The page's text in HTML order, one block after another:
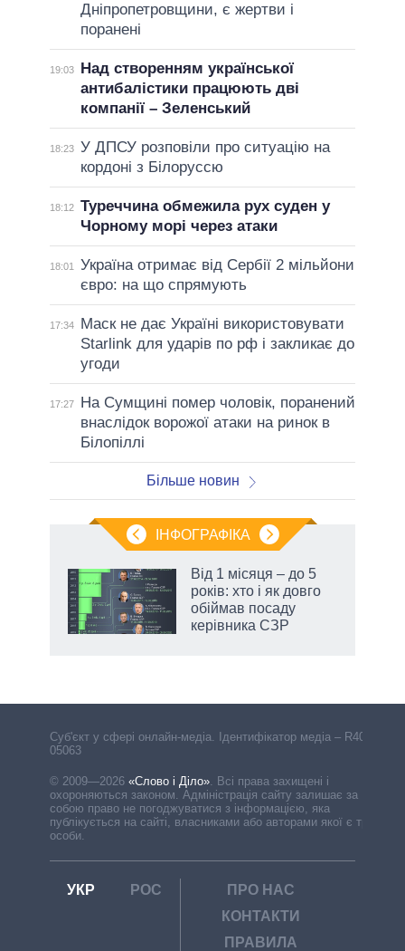
Дніпропетровщини, є жертви і
поранені
19:03
Над створенням української
антибалістики працюють дві
компанії – Зеленський
18:23 У ДПСУ розповіли про ситуацію на
кордоні з Білоруссю
18:12 Туреччина обмежила рух суден у
Чорному морі через атаки
18:01
Україна отримає від Сербії 2 мільйони
євро: на що спрямують
17:34
Маск не дає Україні використовувати
Starlink для ударів по рф і закликає до
угоди
17:27
На Сумщині помер чоловік, поранений
внаслідок ворожої атаки на ринок в
Білопіллі
Більше новин
ІНФОГРАФІКА
Від 1 місяця – до 5
років: хто і як довго
обіймав посаду
керівника СЗР
Cуб'єкт у сфері онлайн-медіа. Ідентифікатор медіа – R40-
05063
© 2009—2026 «Слово і Діло». Всі права захищені і
охороняються законом. Адміністрація сайту залишає за
собою право не погоджуватися з інформацією, яка
публікується на сайті, власниками або авторами якої є треті
особи.
УКР РОС
ПРО НАС
КОНТАКТИ
ПРАВИЛА